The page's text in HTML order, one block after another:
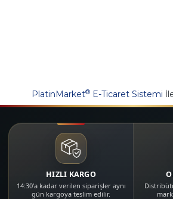
PlatinMarket® E-Ticaret Sistemi
HIZLI KARGO
14:30'a kadar verilen siparişler aynı
gün kargoya teslim edilir.